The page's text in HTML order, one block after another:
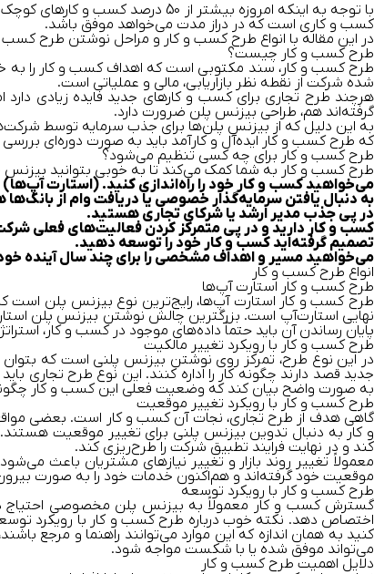
با توجه به اینکه امروزه
کسب ‌و ‌کاری است که در دراز مدت می‌خواهد موفق باشد.
در این مقاله با انواع طرح کسب ‌و ‌کار و مراحل نوشتن طرح
طرح کسب‌ و‌ کار چیست؟
طرح کسب‌ و‌ کار، سند مکتوبی است که اهداف کسب‌ و‌ کار را به‌
شده شرکت از نقطه نظر بازاریابی، مالی و عملیاتی است.
هرچند طرح تجاری برای کسب ‌و ‌کارهای جدید فایده زیادی
گرفته‌اند هم، طراحی بیزنس پلن ضرورت دارد.
به این دلیل که از بیزنس پلن‌ها برای جذب سرمایه توسط
که طرح کسب ‌و ‌کار ایده‌آل و کارآمد باید به‌ صورت دوره‌ای
طرح کسب ‌و ‌کار برای چه کسی تنظیم می‌شود؟
طرح کسب ‌و ‌کار به شما کمک می‌کند تا به‌ خوبی بتوانید بیزنس
می‌خواهید کسب ‌و ‌کار‌ خود را راه‌اندازی کنید. (استارت آپ‌ها)
به ‌دنبال یافتن سرمایه‌گذار خصوصی یا دریافت وام از
در پی جذب مدیر ارشد یا شرکای تجاری هستید.
کسب‌ و ‌کار دارید و در پی متمرکز کردن فعالیت‌های فعلی
تصمیم گرفته‌اید کسب ‌و ‌کار خود را توسعه دهید.
می‌خواهید مسیر و اهداف مشخصی را برای چند سال آینده
انواع طرح کسب ‌و ‌کار
طرح کسب و کار استارت آپ‌ها
طرح کسب‌ و‌ کار استارت آپ‌ها، رایج‌ترین نوع بیزنس پلن است
نهایی استارت‌آپ است. بزرگترین چالش نوشتن بیزنس پلن
پایان رساندن آن باید حتماً داده‌های موجود در کسب‌ و‌ کار،
طرح کسب‌ و ‌کار با رویکرد تغییر مالکیت
در این نوع طرح، تمرکز روی نوشتن بیزنس پلنی است که بتوان
جدید قصد دارند چگونه کار را اداره کنند. این نوع طرح تجاری
به صورت واضح بیان کند که وضعیت فعلی این کسب ‌و ‌کار
طرح کسب ‌و ‌کار با رویکرد تغییر موقعیت
گاهی هدف از طرح تجاری، نجات آن کسب‌ و ‌کار است. بعضی
‌و‌ کار به ‌دنبال تدوین بیزنس پلنی برای تغییر موقعیت
کند و در نهایت فرایند تطبیق شرکت را طرح‌ریزی کند.
معمولاً تغییر روند بازار و تغییر نیازهای مشتریان باعث
موقعیت خود گرفته‌اند و هم‌اکنون خدمات خود را به صورت
طرح کسب ‌و ‌کار با رویکرد توسعه
گسترش کسب‌ و ‌کار معمولاً به بیزنس پلن مخصوصی احتیاج
اختصاص دهد. نکته خوب درباره طرح کسب ‌و ‌کار با رویکرد
کنید به همان ‌اندازه که این موارد می‌توانند راهنما و مرجع
می‌تواند موفق شده یا با شکست مواجه شود.
دلایل اهمیت طرح کسب ‌و ‌کار